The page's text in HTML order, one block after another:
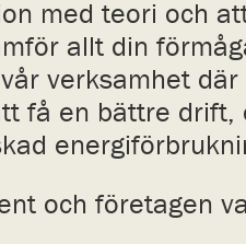
med teori och
allt din
verksamhet
få en bättre drift,
och företagen